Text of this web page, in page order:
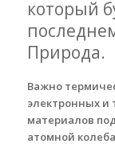
который
Природа.
Важно
электронных и
материалов
атомной